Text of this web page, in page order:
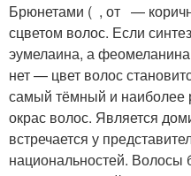
Брюнетами ( , от —
сцветом волос. Если
эумелаина, а
нет — цвет волос
самый тёмный и наиболее
окрас волос. Является
встречается у
национальностей. Волосы